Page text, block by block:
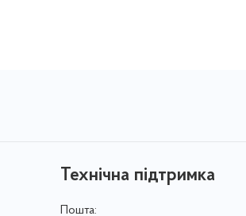
Технічна підтримка
Пошта: